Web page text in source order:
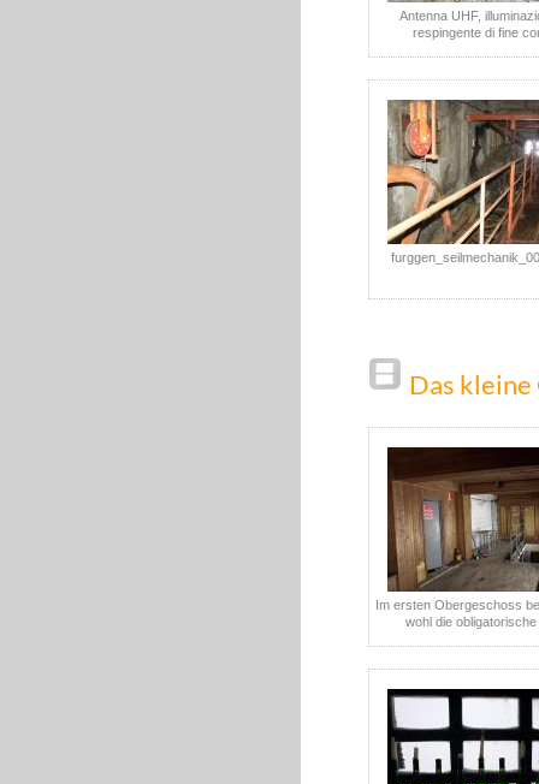
Antenna UHF,
respingente di fine
Das kleine
Im ersten Obergeschoss
wohl die obligatorische